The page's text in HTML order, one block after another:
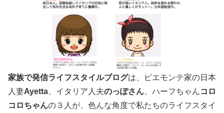
家族で発信ライフスタイルブログは、ピエモンテ家の日本
人妻Ayetta 、イタリア人夫のっぽさん 、ハーフちゃんコロ
コロちゃんの３人が、色んな角度で私たちのライフスタイ